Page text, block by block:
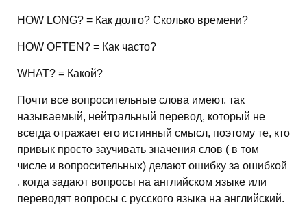
HOW LONG? = Как долго? Сколько времени?
HOW OFTEN? = Как часто?
WHAT? = Какой?
Почти все вопросительные слова имеют, так
называемый, нейтральный перевод, который не
всегда отражает его истинный смысл, поэтому те, кто
привык просто заучивать значения слов ( в том
числе и вопросительных) делают ошибку за ошибкой
, когда задают вопросы на английском языке или
переводят вопросы с русского языка на английский.